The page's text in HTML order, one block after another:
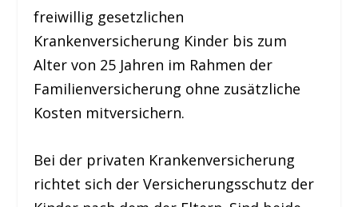
freiwillig gesetzlichen
Krankenversicherung Kinder bis zum
Alter von 25 Jahren im Rahmen der
Familienversicherung ohne zusätzliche
Kosten mitversichern.
Bei der privaten Krankenversicherung
richtet sich der Versicherungsschutz der